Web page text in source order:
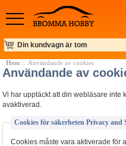
Din kundvagn är tom
Hem:: Användande av cookies
Användande av
Vi har upptäckt att din webläsare inte
avaktiverad.
Cookies för säkerheten Privacy and
Cookies måste vara aktiverade för